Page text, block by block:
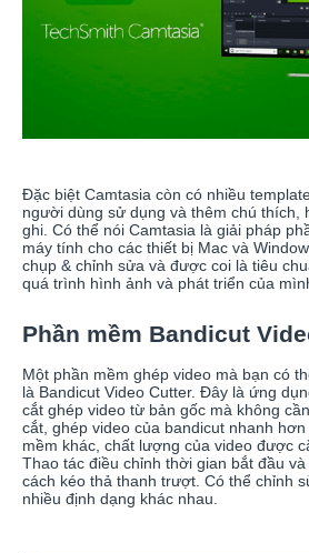
Đặc biệt Camtasia còn có nhiều
người dùng sử dụng và thêm chú thích,
ghi. Có thể nói Camtasia là giải pháp
máy tính cho các thiết bị Mac và
chụp & chỉnh sửa và được coi là tiêu
quá trình hình ảnh và phát triển của
Phần mềm Bandicut
Một phần mềm ghép video mà bạn có
là Bandicut Video Cutter. Đây là ứng
cắt ghép video từ bản gốc mà không
cắt, ghép video của bandicut nhanh
mềm khác, chất lượng của video được
Thao tác điều chỉnh thời gian bắt đầu
cách kéo thả thanh trượt. Có thể chỉnh
nhiều định dạng khác nhau.